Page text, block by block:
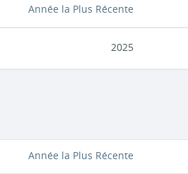
Année la Plus Récente
2025
Année la Plus Récente